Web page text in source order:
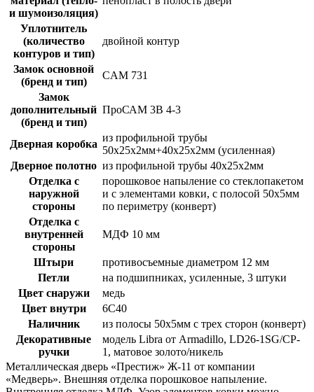
и шумоизоляция)
Уплотнитель
(количество
контуров и тип)
двойной контур
Замок основной
(бренд и тип)
CAM 731
Замок
дополнительный
(бренд и тип)
ПроСАМ 3В 4-3
Дверная коробка
из профильной трубы
50х25х2мм+40х25х2мм (усиленная)
Дверное полотно из профильной трубы 40х25х2мм
Отделка с
наружной
стороны
порошковое напыление со стеклопакетом
и c элементами ковки, с полосой 50х5мм
по периметру (конверт)
Отделка с
внутренней
стороны
МДФ 10 мм
Штыри
противосъемные диаметром 12 мм
Петли
на подшипниках, усиленные, 3 штуки
Цвет снаружи
медь
Цвет внутри
6С40
Наличник
из полосы 50х5мм с трех сторон (конверт)
Декоративные
ручки
модель Libra от Armadillo, LD26-1SG/CP-
1, матовое золото/никель
Металлическая дверь «Престиж» Ж-11 от компании
«Медверь». Внешняя отделка порошковое напыление.